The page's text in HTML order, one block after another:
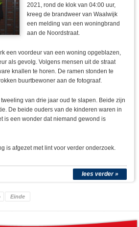
2021, rond de klok van 04:00 uur,
kreeg de brandweer van Waalwijk
een melding van een woningbrand
aan de Noordstraat.
een voordeur van een woning opgeblazen,
als gevolg. Volgens mensen uit de straat
knallen te horen. De ramen stonden te
buurtbewoner aan de fotograaf.
van drie jaar oud te slapen. Beide zijn
De beide ouders van de kinderen waren in
is een wonder dat niemand gewond is
is afgezet met lint voor verder onderzoek.
lees verder »
Einde